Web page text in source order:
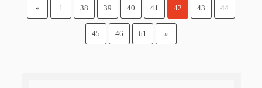
« 1 38 39 40 41 42 43 44
45 46 61 »